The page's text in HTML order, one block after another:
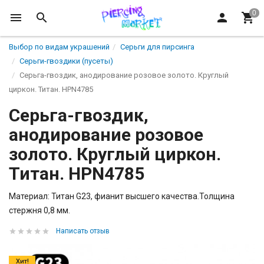
Выбор по видам украшений
Серьги для пирсинга
Серьги-гвоздики (пусеты)
Серьга-гвоздик, анодирование розовое золото. Круглый
циркон. Титан. HPN4785
Серьга-гвоздик,
анодирование розовое
золото. Круглый циркон.
Титан. HPN4785
Материал: Титан G23, фианит высшего качества.Толщина
стержня 0,8 мм.
Написать отзыв
Хит!